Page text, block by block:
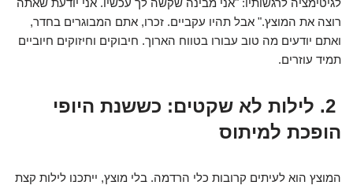
לגיטימציה לרגשותיו: "אני מבינה שקשה לך עכשיו. אני יודעת שאתה
רוצה את המוצץ." אבל תהיו עקביים. זכרו, אתם המבוגרים בחדר,
ואתם יודעים מה טוב עבורו בטווח הארוך. חיבוקים וחיזוקים חיוביים
תמיד עוזרים.
2. לילות לא שקטים: כששנת היופי
הופכת למיתוס
המוצץ הוא לעיתים קרובות כלי הרדמה. בלי מוצץ, ייתכנו לילות קצת